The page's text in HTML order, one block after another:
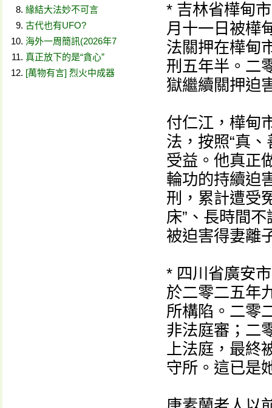
緣結大法妙不可言
古代也有UFO?
海外一周簡訊(2026年7
真正放下的是“貪心”
[萬物有言] 烈火中成器
* 吉林省樺甸
月十一日被樺
法關押在樺甸
刑五年半。二
獄繼續關押迫
付仁江，樺甸
法，按照“真
受益。他真正
輪功的持續迫
刑，累計遭受
床”、長時間
被迫害得妻離
* 四川省廣安
於二零二五年
所構陷。二零
非法庭審；二
上法庭，最終
守所。這已是